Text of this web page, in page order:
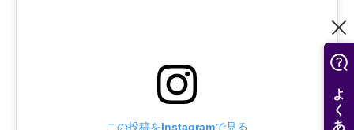
この投稿をInstagramで見る